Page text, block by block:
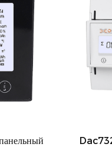
Dac7320c DIN-